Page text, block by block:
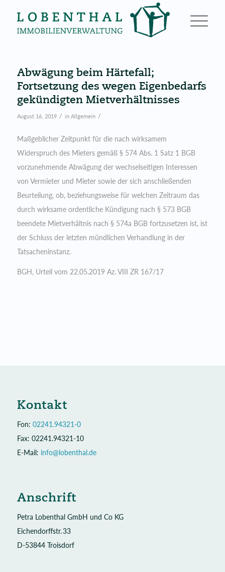
Abwägung beim Härtefall;
Fortsetzung des wegen Eigenbedarfs
gekündigten Mietverhältnisses
August 16, 2019 / in Allgemein /
Maßgeblicher Zeitpunkt für die nach wirksamem
Widerspruch des Mieters gemäß § 574 Abs. 1 Satz 1 BGB
vorzunehmende Abwägung der wechselseitigen Interessen
von Vermieter und Mieter sowie der sich anschließenden
Beurteilung, ob, beziehungsweise für welchen Zeitraum das
durch wirksame ordentliche Kündigung nach § 573 BGB
beendete Mietverhältnis nach § 574a BGB fortzusetzen ist, ist
der Schluss der letzten mündlichen Verhandlung in der
Tatsacheninstanz.
BGH, Urteil vom 22.05.2019 Az. VIII ZR 167/17
Kontakt
Fon: 02241.94321-0
Fax: 02241.94321-10
E-Mail: info@lobenthal.de
Anschrift
Petra Lobenthal GmbH und Co KG
Eichendorffstr. 33
D-53844 Troisdorf